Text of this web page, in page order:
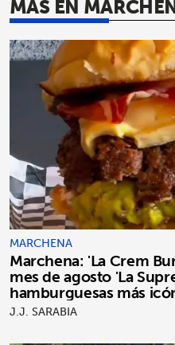
MARCHENA
Marchena: 'La Crem
mes de agosto 'La
hamburguesas más
clientes
J.J. SARABIA